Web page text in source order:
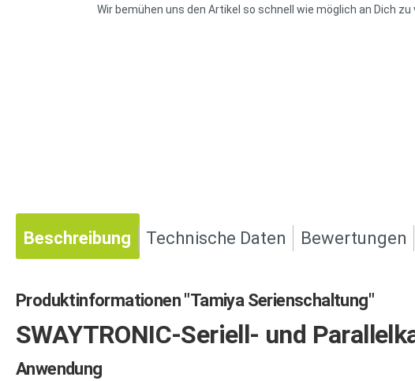
Wir bemühen uns den Artikel so schnell wie möglich an Dich zu
Beschreibung Technische Daten Bewertungen
Produktinformationen "Tamiya Serienschaltung"
SWAYTRONIC-Seriell- und
Anwendung